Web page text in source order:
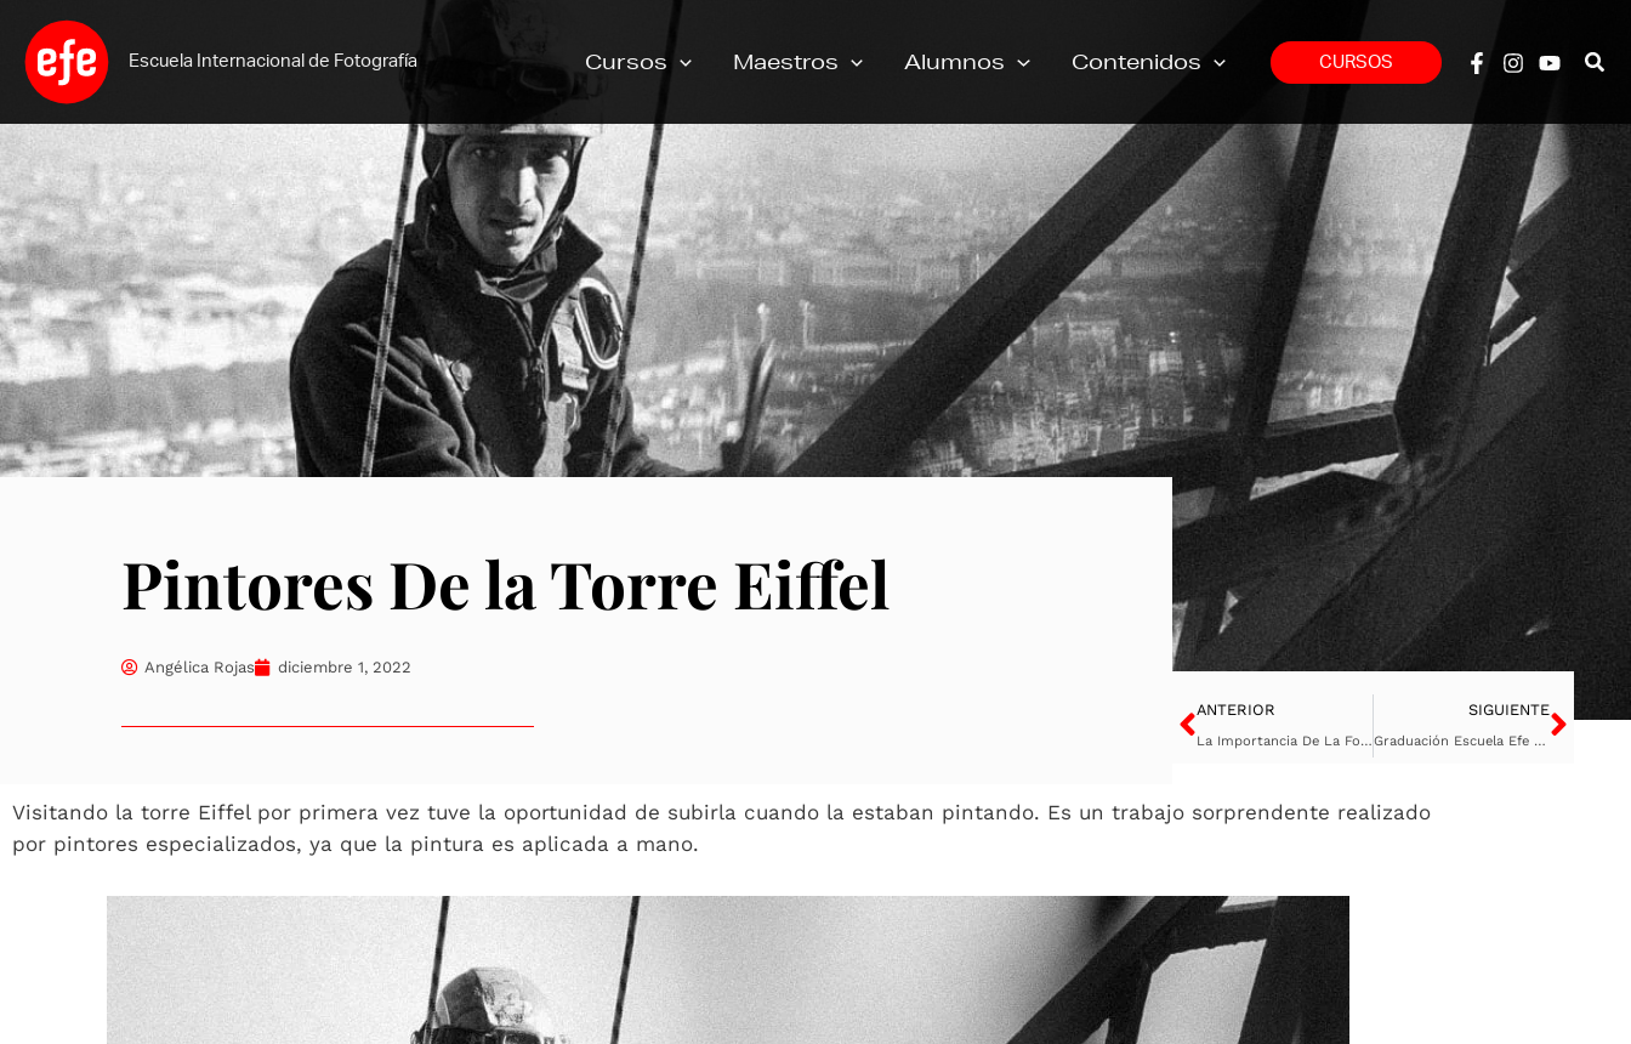
contenido
Escuela Internacional de Fotografía Cursos Maestros Alumnos Contenidos CURSOS
Pintores De la Torre Eiffel
Angélica Rojas diciembre 1, 2022
Ant
ANTERIOR
La Importancia De La Fotografía Documental
SIGUIENTE
Graduación Escuela Efe 2022
Visitando la torre Eiffel por primera vez tuve la oportunidad de subirla cuando la estaban pintando. Es un trabajo sorprendente realizado
por pintores especializados, ya que la pintura es aplicada a mano.